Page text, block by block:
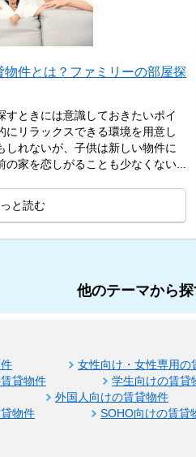
件とは？ファミリーの部屋探
ときには意識しておきたいポイ
にリラックスできる環境を用意し
れないが、子供は新しい物件に
家を恋しがることも少なくない...
と読む
他のテーマから
女性向け・女性専用の
貸物件
学生向けの賃貸
外国人向けの賃貸物件
物件
SOHO向けの賃貸